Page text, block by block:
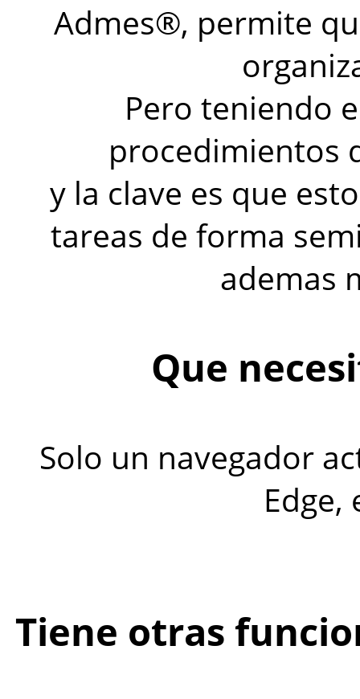
Admes®, permite
Pero teniendo
procedimientos
y la clave es que
tareas de forma
ademas
Que
Solo un navegador
Tiene otras